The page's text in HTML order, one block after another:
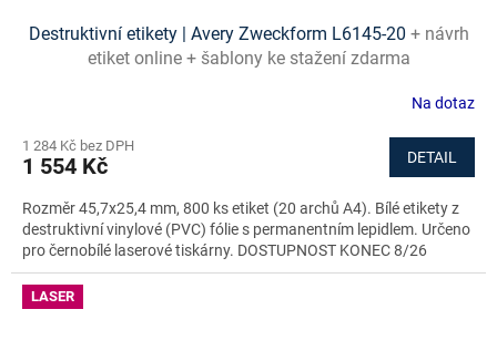
Destruktivní etikety | Avery Zweckform L6145-20 + návrh
etiket online + šablony ke stažení zdarma
Na dotaz
1 284 Kč bez DPH
1 554 Kč DETAIL
Rozměr 45,7x25,4 mm, 800 ks etiket (20 archů A4). Bílé etikety z
destruktivní vinylové (PVC) fólie s permanentním lepidlem. Určeno
pro černobílé laserové tiskárny. DOSTUPNOST KONEC 8/26
LASER